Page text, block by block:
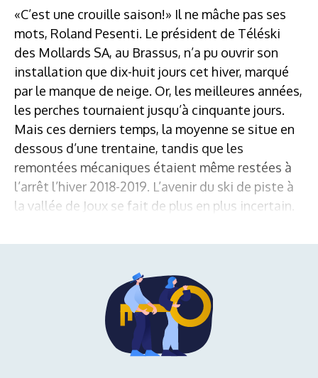
«C’est une crouille saison!» Il ne mâche pas ses
mots, Roland Pesenti. Le président de Téléski
des Mollards SA, au Brassus, n’a pu ouvrir son
installation que dix-huit jours cet hiver, marqué
par le manque de neige. Or, les meilleures années,
les perches tournaient jusqu’à cinquante jours.
Mais ces derniers temps, la moyenne se situe en
dessous d’une trentaine, tandis que les
remontées mécaniques étaient même restées à
l’arrêt l’hiver 2018-2019. L’avenir du ski de piste à
la vallée de Joux se fait de plus en plus incertain.